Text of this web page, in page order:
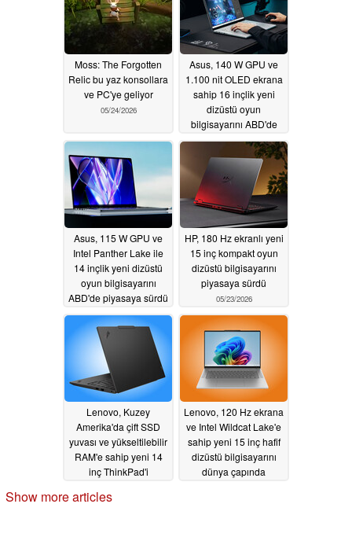
Moss: The Forgotten
Relic bu yaz konsollara
ve PC'ye geliyor
05/24/2026
Asus, 140 W GPU ve
1.100 nit OLED ekrana
sahip 16 inçlik yeni
dizüstü oyun
bilgisayarını ABD'de
piyasaya sürdü
Asus, 115 W GPU ve
Intel Panther Lake ile
14 inçlik yeni dizüstü
oyun bilgisayarını
ABD'de piyasaya sürdü
05/23/2026
HP, 180 Hz ekranlı yeni
15 inç kompakt oyun
dizüstü bilgisayarını
piyasaya sürdü
05/23/2026
Lenovo, Kuzey
Amerika'da çift SSD
yuvası ve yükseltilebilir
RAM'e sahip yeni 14
inç ThinkPad'i
05/23/2026
Lenovo, 120 Hz ekrana
ve Intel Wildcat Lake'e
sahip yeni 15 inç hafif
dizüstü bilgisayarını
dünya çapında
Show more articles